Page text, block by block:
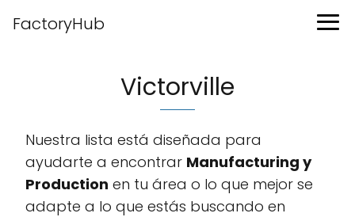
FactoryHub
Victorville
Nuestra lista está diseñada para
ayudarte a encontrar Manufacturing y
Production en tu área o lo que mejor se
adapte a lo que estás buscando en